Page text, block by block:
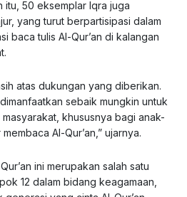
itu, 50 eksemplar Iqra juga
yang turut berpartisipasi dalam
baca tulis Al-Qur’an di kalangan
atas dukungan yang diberikan.
sebaik mungkin untuk
khususnya bagi anak-
Al-Qur’an,” ujarnya.
ini merupakan salah satu
12 dalam bidang keagamaan,